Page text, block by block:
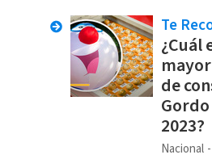
Te
¿Cuál
de
2023?
Nacional